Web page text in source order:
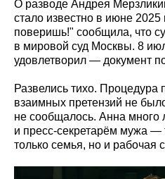
О разводе Андрея
стало известно в июне
поверишь!" сообщила, что
в мировой суд Москвы. 8
удовлетворил — документ
Развелись тихо. Процедура
взаимных претензий не
не сообщалось. Анна много
и пресс-секретарём мужа —
только семья, но и рабочая